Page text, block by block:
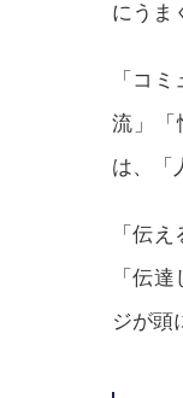
にうま
「コ
流」「
は、「
「伝
「伝
ジが頭